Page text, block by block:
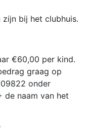
zijn bij het clubhuis.
€60,00 per kind.
graag op
onder
de naam van het